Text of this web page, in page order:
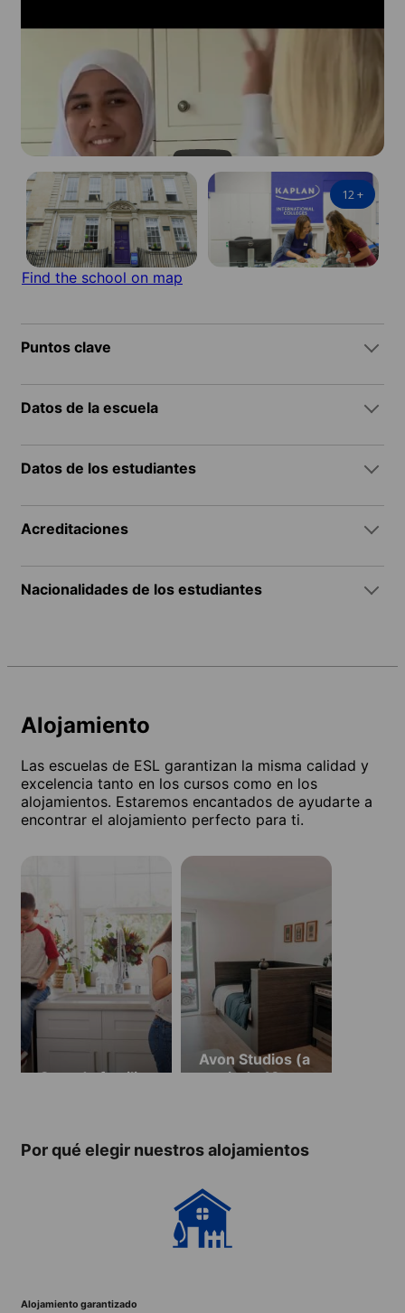
12+
Find the school on map
Puntos clave
Datos de la escuela
Datos de los estudiantes
Acreditaciones
Nacionalidades de los estudiantes
Alojamiento
Las escuelas de ESL garantizan la misma calidad y
excelencia tanto en los cursos como en los
alojamientos. Estaremos encantados de ayudarte a
encontrar el alojamiento perfecto para ti.
Casa de familia
Avon Studios (a
partir de 18
Por qué elegir nuestros alojamientos
Alojamiento garantizado